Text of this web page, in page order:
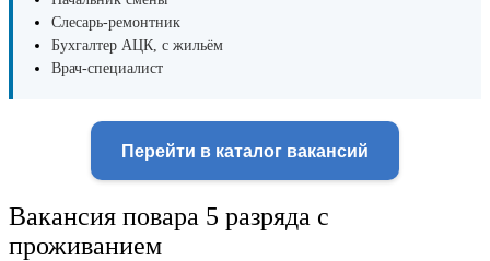
Слесарь-ремонтник
Бухгалтер АЦК, с жильём
Врач-специалист
Перейти в каталог вакансий
Вакансия повара 5 разряда с
проживанием